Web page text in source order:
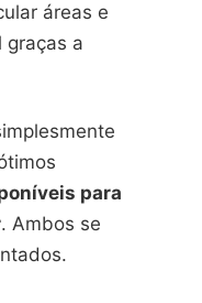
áreas e
graças a
para
. Ambos se